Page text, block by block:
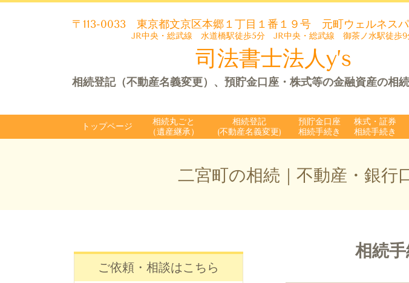
〒113-0033 東京都文京区本郷１丁目１番１９号 元町ウェルネス
JR中央・総武線 水道橋駅徒歩5分 JR中央・総武線 御茶ノ水駅徒歩9
司法書士法人y’s
相続登記（不動産名義変更）、預貯金口座・株式等の金融資産の相
トップページ
相続丸ごと
（遺産継承）
相続登記
(不動産名義変更)
預貯金口座
相続手続き
株式・証券
相続手続き
二宮町の相続｜不動産・銀行
相続
ご依頼・相談はこちら